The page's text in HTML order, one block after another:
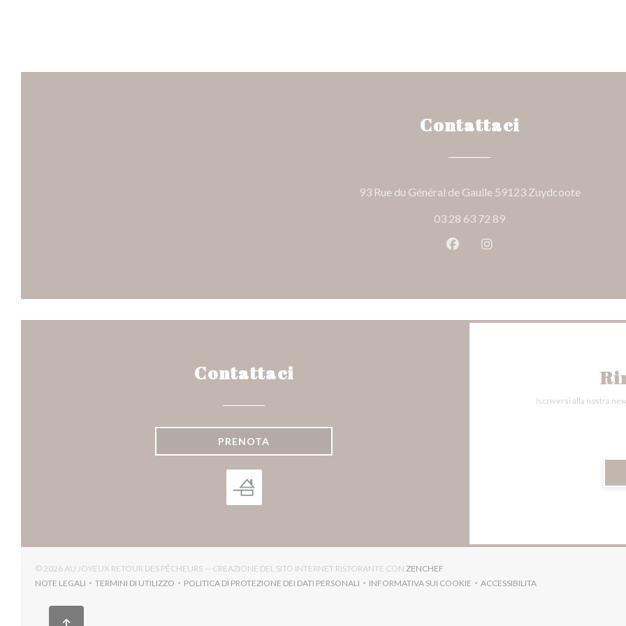
Contattaci
93 Rue du Général de Gaulle 59123 Zuydcoote((apre
03 28 63 72 89
Facebook ((apre una nuova
Instagram ((apre una
Contattaci
PRENOTA
Iscriversi alla nostra
© 2026 AU JOYEUX RETOUR DES PÊCHEURS — CREAZIONE DEL SITO INTERNET RISTORANTE CON ZENCHEF
NOTE LEGALI
((APRE UNA NUOVA FINESTRA))
TERMINI DI UTILIZZO
((APRE UNA NUOVA FINESTRA))
POLITICA DI PROTEZIONE DEI DATI PERSONALI
((APRE UNA NUOVA FINESTRA))
INFORMATIVA SUI COOKIE
((APRE UNA NUOVA FINESTRA))
ACCESSIBILITA
((APRE UNA NUOVA FINESTRA))